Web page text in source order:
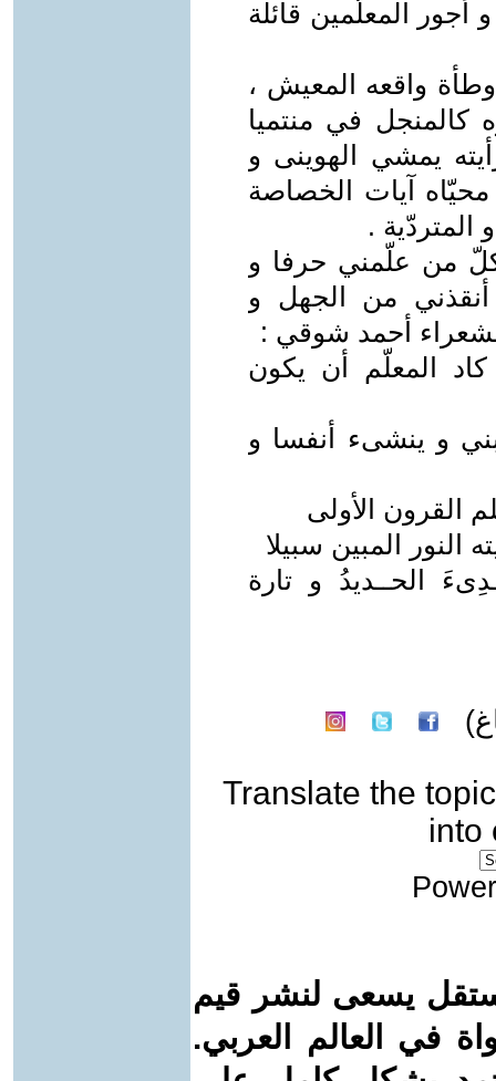
أجور المعلّمين قائلة
واقعه المعيش ،
في منتميا
رأيته يمشي الهوينى و
آيات الخصاصة
.
من علّمني حرفا و
أنقذني من الجهل و
أحمد شوقي :
.. كاد المعلّم أن يكون
و ينشىء أنفسا و
القرون الأولى
المبين سبيلا
الحــديدُ و تارة
Translate the topic
into
يسعى لنشر قيم
في العالم العربي.